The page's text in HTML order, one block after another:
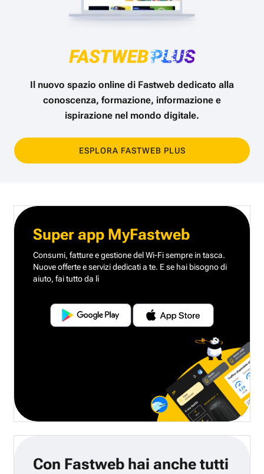
Il nuovo spazio online di Fastweb dedicato alla
conoscenza, formazione, informazione e
ispirazione nel mondo digitale.
ESPLORA FASTWEB PLUS
Super app MyFastweb
Consumi, fatture e gestione del Wi-Fi sempre in tasca.
Nuove offerte e servizi dedicati a te. E se hai bisogno di
aiuto, fai tutto da lì
Con Fastweb hai anche tutti